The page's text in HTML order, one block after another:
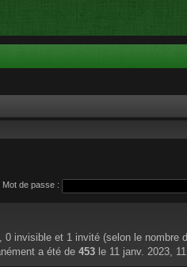
Mot de passe :
invisible et 1 invité (selon le nombre
a été de 453 le 11 janv. 2023,